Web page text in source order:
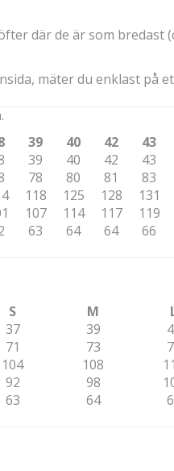
där de är som bredast
mäter du enklast på
39 40 42 43
39 40 42 43
78 80 81 83
118 125 128 131
107 114 117 119
63 64 64 66
S M
37 39
71 73
104 108
92 98
63 64